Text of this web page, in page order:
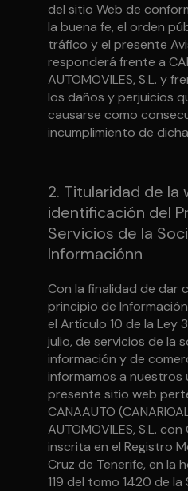
del sitio Web de
la buena fe, el orden
tráfico y el presente
responderá frente a
AUTOMOVILES, S.L. y
los daños y perjuicios
causarse como
incumplimiento de
2. Titularidad de la
identificación del
Servicios de la
Informaciónn
Con la finalidad de dar
principio de
el Artículo 10 de la Ley
julio, de servicios de la
información y de
informamos a nuestros
presente sitio web
CANAAUTO
AUTOMOVILES, S.L.
inscrita en el Registro
Cruz de Tenerife, en la
119 del tomo 1420 de la